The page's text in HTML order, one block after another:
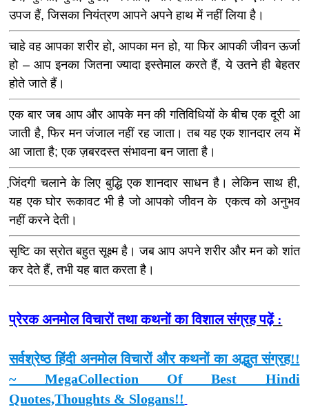
उपज हैं, जिसका नियंत्रण आपने अपने हाथ में नहीं लिया है।
चाहे वह आपका शरीर हो, आपका मन हो, या फिर आपकी जीवन ऊर्जा
हो – आप इनका जितना ज्यादा इस्तेमाल करते हैं, ये उतने ही बेहतर
होते जाते हैं।
एक बार जब आप और आपके मन की गतिविधियों के बीच एक दूरी आ
जाती है, फिर मन जंजाल नहीं रह जाता। तब यह एक शानदार लय में
आ जाता है; एक ज़बरदस्त संभावना बन जाता है।
जि़ंदगी चलाने के लिए बुद्धि एक शानदार साधन है। लेकिन साथ ही,
यह एक घोर रूकावट भी है जो आपको जीवन के एकत्व को अनुभव
नहीं करने देती।
सृष्टि का स्रोत बहुत सूक्ष्म है। जब आप अपने शरीर और मन को शांत
कर देते हैं, तभी यह बात करता है।
प्रेरक अनमोल विचारों तथा कथनों का विशाल संग्रह पढ़ें :
सर्वश्रेष्ठ हिंदी अनमोल विचारों और कथनों का अद्भुत संग्रह!!
~ MegaCollection Of Best Hindi
Quotes,Thoughts & Slogans!!